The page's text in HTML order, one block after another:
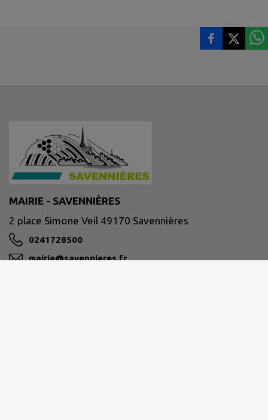
MAIRIE - SAVENNIÈRES
2 place Simone Veil 49170 Savennières
0241728500
mairie@savennieres.fr